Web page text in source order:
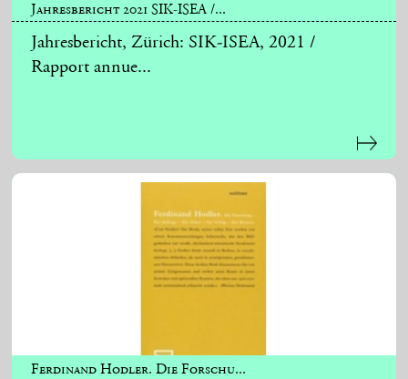
Jahresbericht 2021 SIK-ISEA /...
Jahresbericht, Zürich: SIK-ISEA, 2021 /
Rapport annue...
Ferdinand Hodler. Die Forschu...